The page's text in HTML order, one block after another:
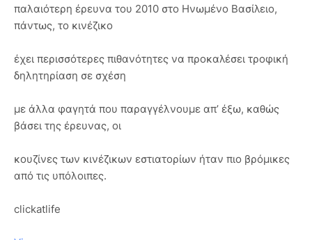
παλαιότερη έρευνα του 2010 στο Ηνωμένο Βασίλειο,
πάντως, το κινέζικο
έχει περισσότερες πιθανότητες να προκαλέσει τροφική
δηλητηρίαση σε σχέση
με άλλα φαγητά που παραγγέλνουμε απ’ έξω, καθώς
βάσει της έρευνας, οι
κουζίνες των κινέζικων εστιατορίων ήταν πιο βρόμικες
από τις υπόλοιπες.
clickatlife